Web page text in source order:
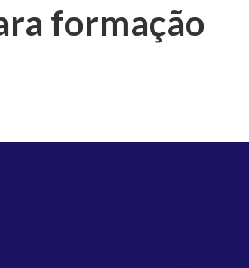
formação